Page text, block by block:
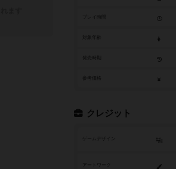
参考価格
クレジット
ゲームデザイン
アートワーク